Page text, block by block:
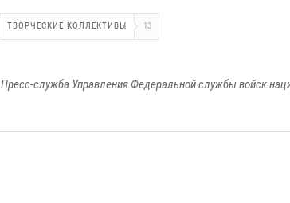
ТВОРЧЕСКИЕ КОЛЛЕКТИВЫ 13
Пресс-служба Управления Федеральной службы войск